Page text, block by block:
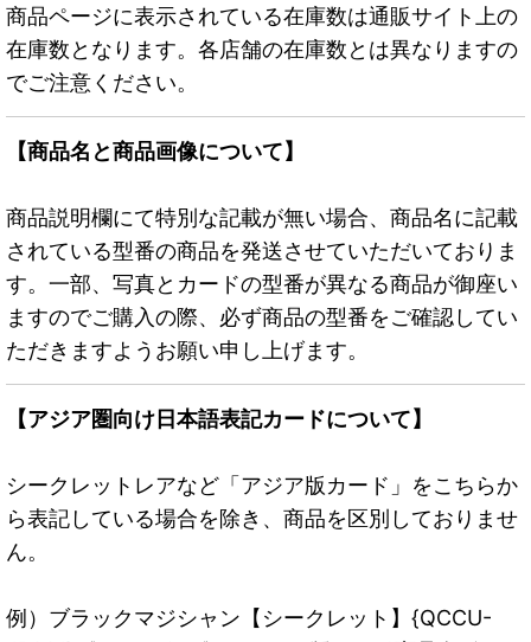
商品ページに表示されている在庫数は通販サイト上の
在庫数となります。各店舗の在庫数とは異なりますの
でご注意ください。
【商品名と商品画像について】
商品説明欄にて特別な記載が無い場合、商品名に記載
されている型番の商品を発送させていただいておりま
す。一部、写真とカードの型番が異なる商品が御座い
ますのでご購入の際、必ず商品の型番をご確認してい
ただきますようお願い申し上げます。
【アジア圏向け日本語表記カードについて】
シークレットレアなど「アジア版カード」をこちらか
ら表記している場合を除き、商品を区別しておりませ
ん。
例）ブラックマジシャン【シークレット】{QCCU-